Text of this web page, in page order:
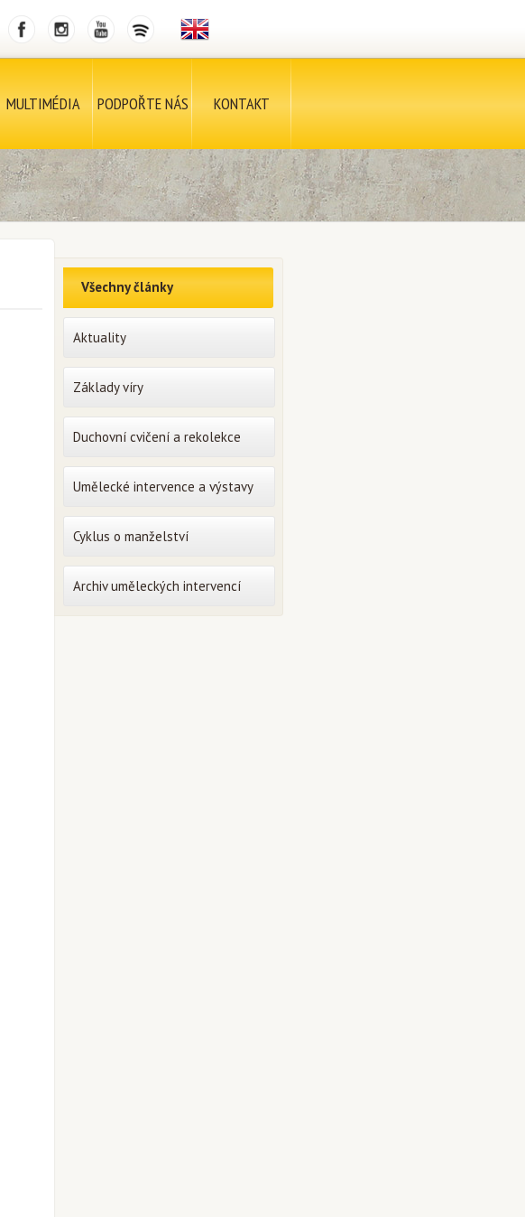
MULTIMÉDIA PODPOŘTE NÁS KONTAKT
Všechny články
Aktuality
Základy víry
Duchovní cvičení a rekolekce
Umělecké intervence a výstavy
Cyklus o manželství
Archiv uměleckých intervencí